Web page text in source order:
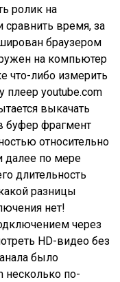
ролик на
сравнить время, за
браузером
на компьютер
что-либо измерить
плеер youtube.com
выкачать
буфер фрагмент
относительно
далее по мере
длительность
разницы
нет!
через
HD-видео без
было
несколько по-